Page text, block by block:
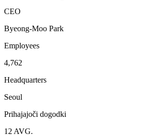
CEO
Byeong-Moo Park
Employees
4,762
Headquarters
Seoul
Prihajajoči dogodki
12 AVG.